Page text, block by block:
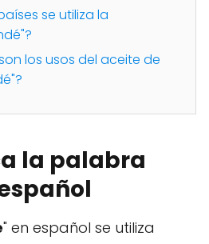
se utiliza la
los usos del aceite de
la palabra
" en español se utiliza